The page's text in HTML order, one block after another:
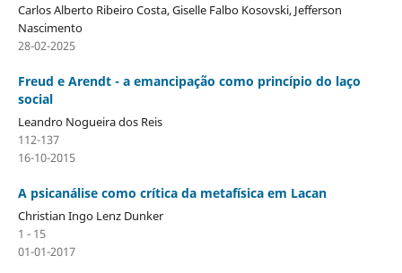
Carlos Alberto Ribeiro Costa, Giselle Falbo Kosovski, Jefferson
Nascimento
28-02-2025
Freud e Arendt - a emancipação como princípio do laço
social
Leandro Nogueira dos Reis
112-137
16-10-2015
A psicanálise como crítica da metafísica em Lacan
Christian Ingo Lenz Dunker
1 - 15
01-01-2017